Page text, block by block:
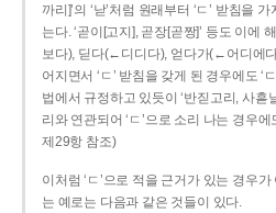
까리]’의 ‘낟’처럼 원래부터 ‘ㄷ’ 받침을
는다. ‘곧이[고지], 곧장[곧짱]’ 등도 이에
보다), 딛다(←디디다), 얻다가(←어디에
어지면서 ‘ㄷ’ 받침을 갖게 된 경우에도 ‘
법에서 규정하고 있듯이 ‘반짇고리, 사흗
리와 연관되어 ‘ㄷ’으로 소리 나는 경우에
제29항 참조)
이처럼 ‘ㄷ’으로 적을 근거가 있는 경우가
는 예로는 다음과 같은 것들이 있다.